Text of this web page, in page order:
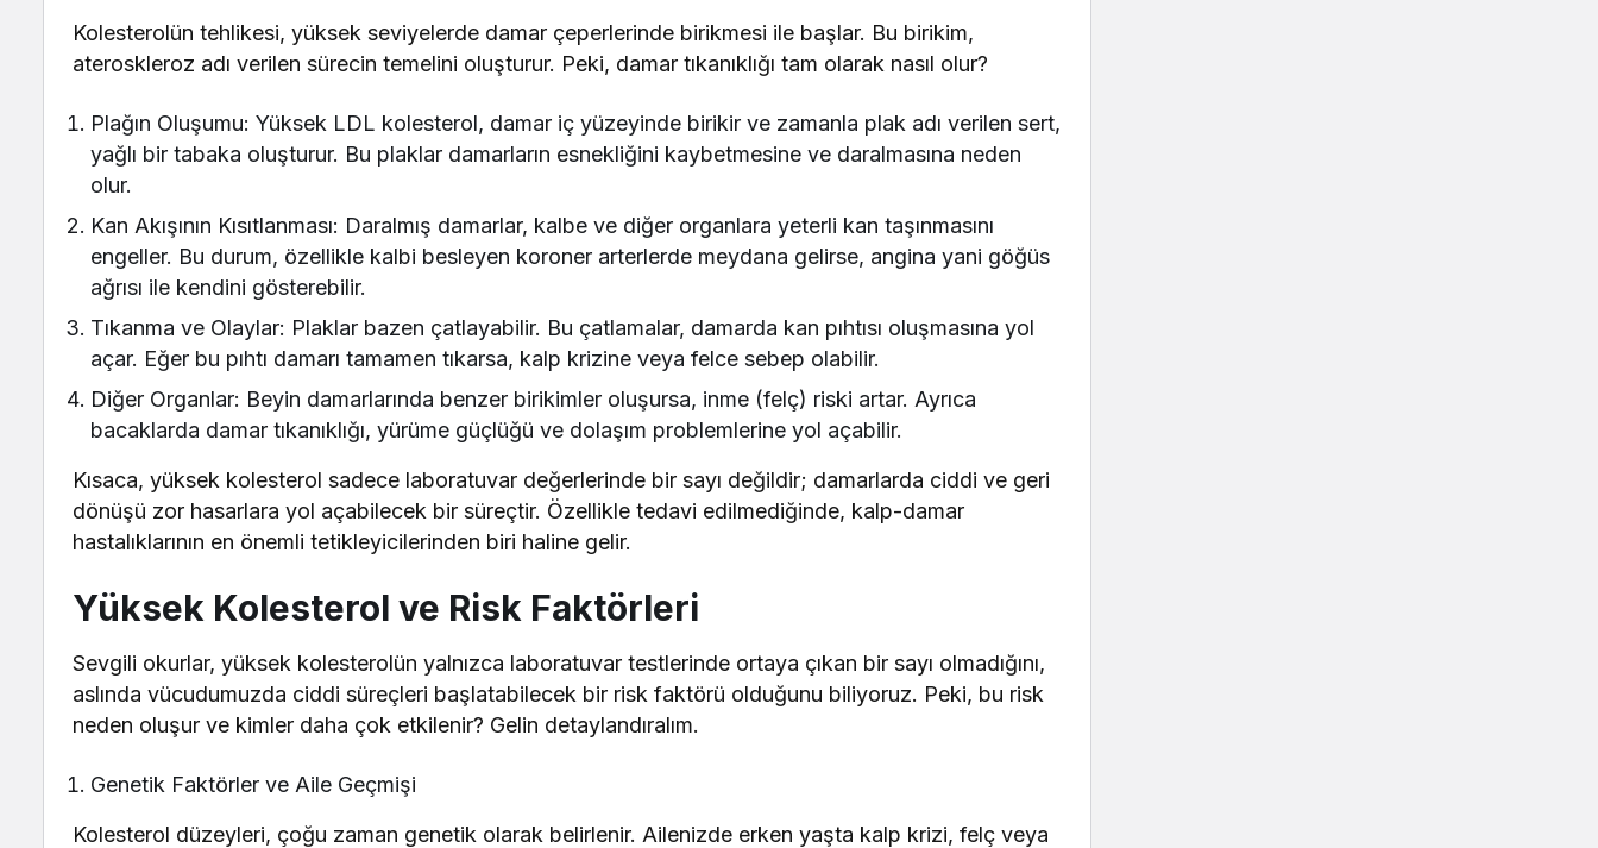
Kolesterolün tehlikesi, yüksek seviyelerde damar çeperlerinde birikmesi ile başlar. Bu birikim,
ateroskleroz adı verilen sürecin temelini oluşturur. Peki, damar tıkanıklığı tam olarak nasıl olur?
Plağın Oluşumu: Yüksek LDL kolesterol, damar iç yüzeyinde birikir ve zamanla plak adı verilen sert,
yağlı bir tabaka oluşturur. Bu plaklar damarların esnekliğini kaybetmesine ve daralmasına neden
olur.
Kan Akışının Kısıtlanması: Daralmış damarlar, kalbe ve diğer organlara yeterli kan taşınmasını
engeller. Bu durum, özellikle kalbi besleyen koroner arterlerde meydana gelirse, angina yani göğüs
ağrısı ile kendini gösterebilir.
Tıkanma ve Olaylar: Plaklar bazen çatlayabilir. Bu çatlamalar, damarda kan pıhtısı oluşmasına yol
açar. Eğer bu pıhtı damarı tamamen tıkarsa, kalp krizine veya felce sebep olabilir.
Diğer Organlar: Beyin damarlarında benzer birikimler oluşursa, inme (felç) riski artar. Ayrıca
bacaklarda damar tıkanıklığı, yürüme güçlüğü ve dolaşım problemlerine yol açabilir.
Kısaca, yüksek kolesterol sadece laboratuvar değerlerinde bir sayı değildir; damarlarda ciddi ve geri
dönüşü zor hasarlara yol açabilecek bir süreçtir. Özellikle tedavi edilmediğinde, kalp-damar
hastalıklarının en önemli tetikleyicilerinden biri haline gelir.
Yüksek Kolesterol ve Risk Faktörleri
Sevgili okurlar, yüksek kolesterolün yalnızca laboratuvar testlerinde ortaya çıkan bir sayı olmadığını,
aslında vücudumuzda ciddi süreçleri başlatabilecek bir risk faktörü olduğunu biliyoruz. Peki, bu risk
neden oluşur ve kimler daha çok etkilenir? Gelin detaylandıralım.
Genetik Faktörler ve Aile Geçmişi
Kolesterol düzeyleri, çoğu zaman genetik olarak belirlenir. Ailenizde erken yaşta kalp krizi, felç veya